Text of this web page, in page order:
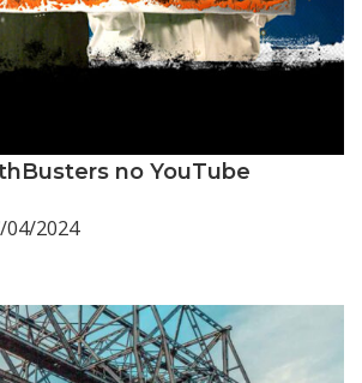
no YouTube
04/2024